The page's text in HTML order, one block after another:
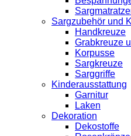
Sargzubehör und
Handkreuze
Grabkreuze
Korpusse
Sargkreuze
Sarggriffe
Kinderausstattung
Garnitur
Laken
Dekoration
Dekostoffe